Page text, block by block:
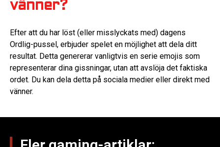
vänner?
Efter att du har löst (eller misslyckats med) dagens
Ordlig-pussel, erbjuder spelet en möjlighet att dela ditt
resultat. Detta genererar vanligtvis en serie emojis som
representerar dina gissningar, utan att avslöja det faktiska
ordet. Du kan dela detta på sociala medier eller direkt med
vänner.